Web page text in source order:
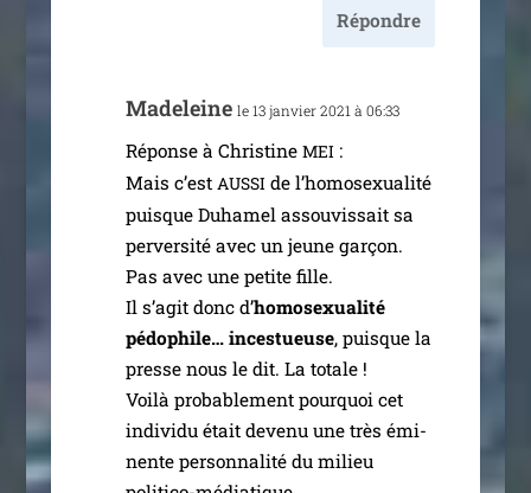
Répondre
Madeleine le 13 jan­vier 2021 à 06:33
Réponse à Christine MEI :
Mais c’est AUSSI de l’ho­mo­sexua­li­té
puisque Duhamel assou­vis­sait sa
per­ver­si­té avec un jeune gar­çon.
Pas avec une petite fille.
Il s’a­git donc d’homo­sexua­li­té
pédo­phile… inces­tueuse, puisque la
presse nous le dit. La totale !
Voilà pro­ba­ble­ment pour­quoi cet
indi­vi­du était deve­nu une très émi­
nente per­son­na­li­té du milieu